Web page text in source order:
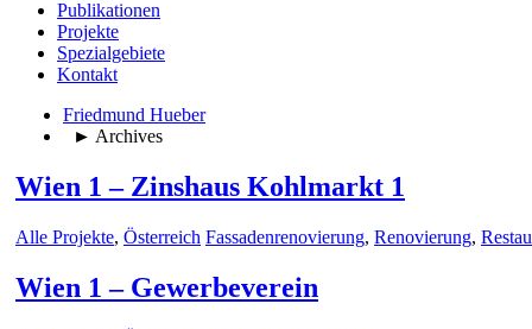
Publikationen
Projekte
Spezialgebiete
Kontakt
Friedmund Hueber
► Archives
Wien 1 – Zinshaus Kohlmarkt 1
Alle Projekte, Österreich Fassadenrenovierung, Renovierung,
Wien 1 – Gewerbeverein